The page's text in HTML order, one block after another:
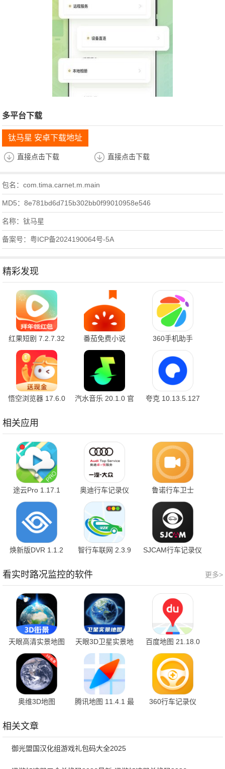
多平台下载
钛马星 安卓下载地址
直接点击下载 直接点击下载
包名：com.tima.carnet.m.main
MD5：8e781bd6d715b302bb0f99010958e546
名称：钛马星
备案号：粤ICP备2024190064号-5A
精彩发现
红果短剧 7.2.7.32
官方版
番茄免费小说
7.2.9.32 安卓版
360手机助手
10.2.2 官方版
悟空浏览器 17.6.0
汽水音乐 20.1.0 官
夸克 10.13.5.127
相关应用
途云Pro 1.17.1
奥迪行车记录仪
1.1.1
鲁诺行车卫士
2.0.1 安卓版
焕新版DVR 1.1.2 智行车联网 2.3.9
SJCAM行车记录仪
更多>
看实时路况监控的软件
天眼高清实景地图
1.1.1
天眼3D卫星实景地
图 7.3 官方版
百度地图 21.18.0
最新版
奥维3D地图
腾讯地图 11.4.1 最
360行车记录仪
相关文章
御光盟国汉化组游戏礼包码大全2025